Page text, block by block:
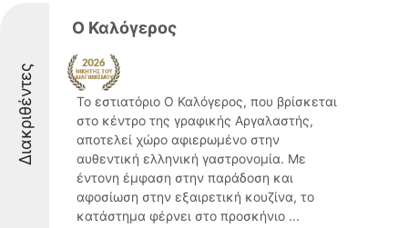
Διακριθέντες
Ο Καλόγερος
Το εστιατόριο Ο Καλόγερος, που βρίσκεται
στο κέντρο της γραφικής Αργαλαστής,
αποτελεί χώρο αφιερωμένο στην
αυθεντική ελληνική γαστρονομία. Με
έντονη έμφαση στην παράδοση και
αφοσίωση στην εξαιρετική κουζίνα, το
κατάστημα φέρνει στο προσκήνιο ...